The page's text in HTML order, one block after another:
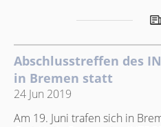
Abschlusstreffen des
in Bremen statt
24 Jun 2019
Am 19. Juni trafen sich in